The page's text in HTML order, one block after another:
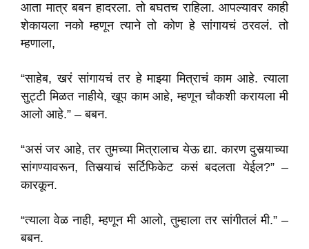
आता मात्र बबन हादरला. तो बघतच राहिला. आपल्यावर काही
शेकायला नको म्हणून त्याने तो कोण हे सांगायचं ठरवलं. तो
म्हणाला,
“साहेब, खरं सांगायचं तर हे माझ्या मित्राचं काम आहे. त्याला
सुट्टी मिळत नाहीये, खूप काम आहे, म्हणून चौकशी करायला मी
आलो आहे.” – बबन.
“असं जर आहे, तर तुमच्या मित्रालाच येऊ द्या. कारण दुसर्‍याच्या
सांगण्यावरून, तिसर्‍याचं सर्टिफिकेट कसं बदलता येईल?” –
कारकून.
“त्याला वेळ नाही, म्हणून मी आलो, तुम्हाला तर सांगीतलं मी.” –
बबन.